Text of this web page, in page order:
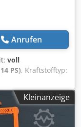
Anrufen
voll
PS), Kraftstofftyp:
Kabine,
Crodpfx Agezap
Motor 2.190 -
Kleinanzeige